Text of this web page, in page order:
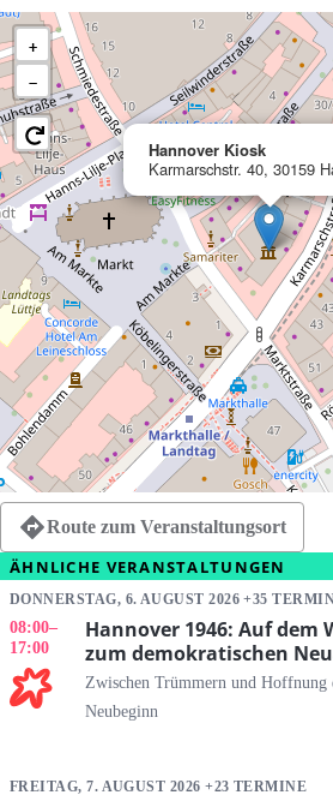
Hannover Kiosk
Karmarschstr. 40, 30159
+
−
Route zum Veranstaltungsort
ÄHNLICHE VERANSTALTUNGEN
DONNERSTAG, 6. AUGUST 2026 +35
08:00–
17:00
Hannover 1946: Auf dem
zum demokratischen
Zwischen Trümmern und Hoffnung
Neubeginn
FREITAG, 7. AUGUST 2026 +23 TERMINE